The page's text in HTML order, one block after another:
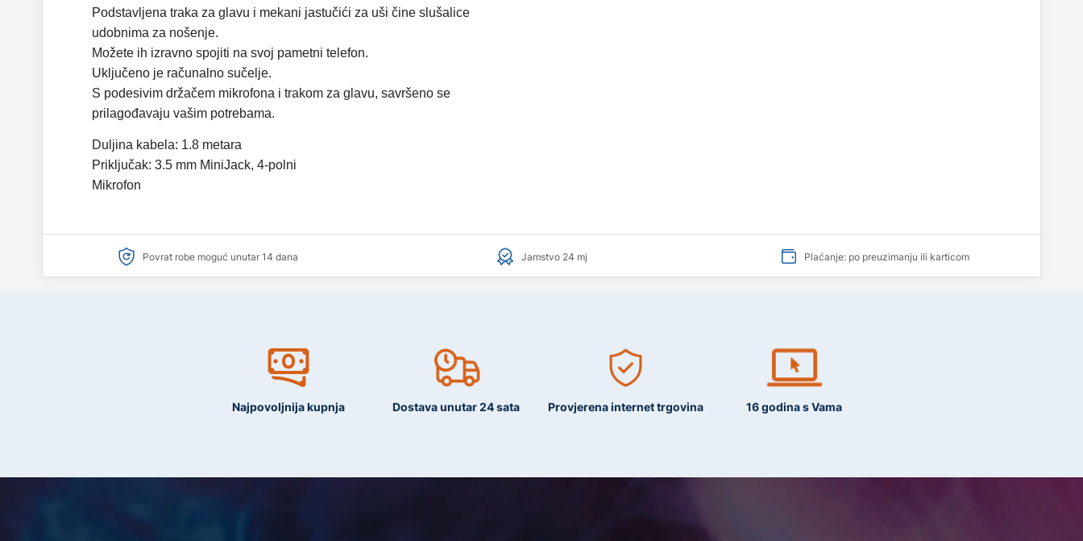
Podstavljena traka za glavu i mekani jastučići za uši čine slušalice
udobnima za nošenje.
Možete ih izravno spojiti na svoj pametni telefon.
Uključeno je računalno sučelje.
S podesivim držačem mikrofona i trakom za glavu, savršeno se
prilagođavaju vašim potrebama.
Duljina kabela: 1.8 metara
Priključak: 3.5 mm MiniJack, 4-polni
Mikrofon
Povrat robe moguć unutar 14 dana Jamstvo 24 mj Plaćanje: po preuzimanju ili karticom
Najpovoljnija kupnja Dostava unutar 24 sata Provjerena internet trgovina 16 godina s Vama